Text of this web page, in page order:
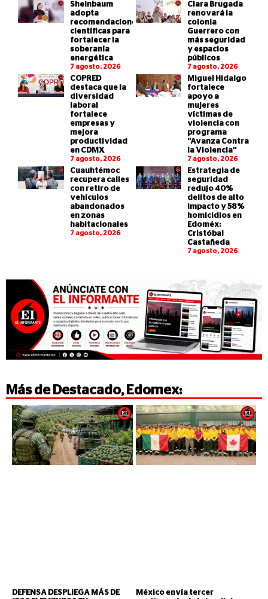
Sheinbaum
adopta
recomendaciones
científicas para
fortalecer la
soberanía
energética
7 agosto, 2026
Clara Brugada
renovará la
colonia
Guerrero con
más seguridad
y espacios
públicos
7 agosto, 2026
COPRED
destaca que la
diversidad
laboral
fortalece
empresas y
mejora
productividad
en CDMX
7 agosto, 2026
Miguel Hidalgo
fortalece
apoyo a
mujeres
víctimas de
violencia con
programa
“Avanza Contra
la Violencia”
7 agosto, 2026
Cuauhtémoc
recupera calles
con retiro de
vehículos
abandonados
en zonas
habitacionales
7 agosto, 2026
Estrategia de
seguridad
redujo 40%
delitos de alto
impacto y 58%
homicidios en
Edoméx:
Cristóbal
Castañeda
7 agosto, 2026
Más de Destacado, Edomex:
DEFENSA DESPLIEGA MÁS DE
México envía tercer